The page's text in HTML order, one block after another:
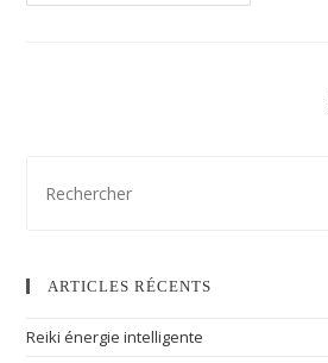
ARTICLES RÉCENTS
Reiki énergie intelligente